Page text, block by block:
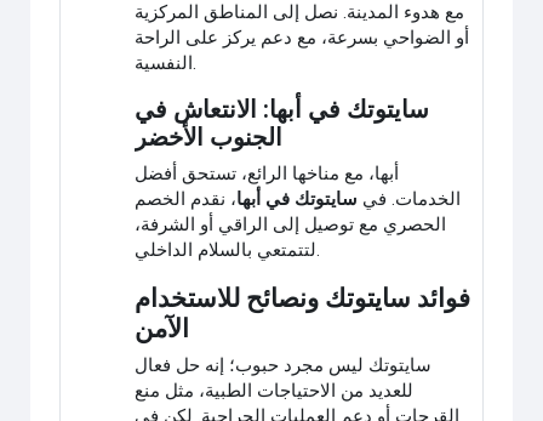
مع هدوء المدينة. نصل إلى المناطق المركزية
أو الضواحي بسرعة، مع دعم يركز على الراحة
النفسية.
سايتوتك في أبها: الانتعاش في
الجنوب الأخضر
أبها، مع مناخها الرائع، تستحق أفضل
الخدمات. في سايتوتك في أبها، نقدم الخصم
الحصري مع توصيل إلى الراقي أو الشرفة،
لتتمتعي بالسلام الداخلي.
فوائد سايتوتك ونصائح للاستخدام
الآمن
سايتوتك ليس مجرد حبوب؛ إنه حل فعال
للعديد من الاحتياجات الطبية، مثل منع
القرحات أو دعم العمليات الجراحية. لكن في